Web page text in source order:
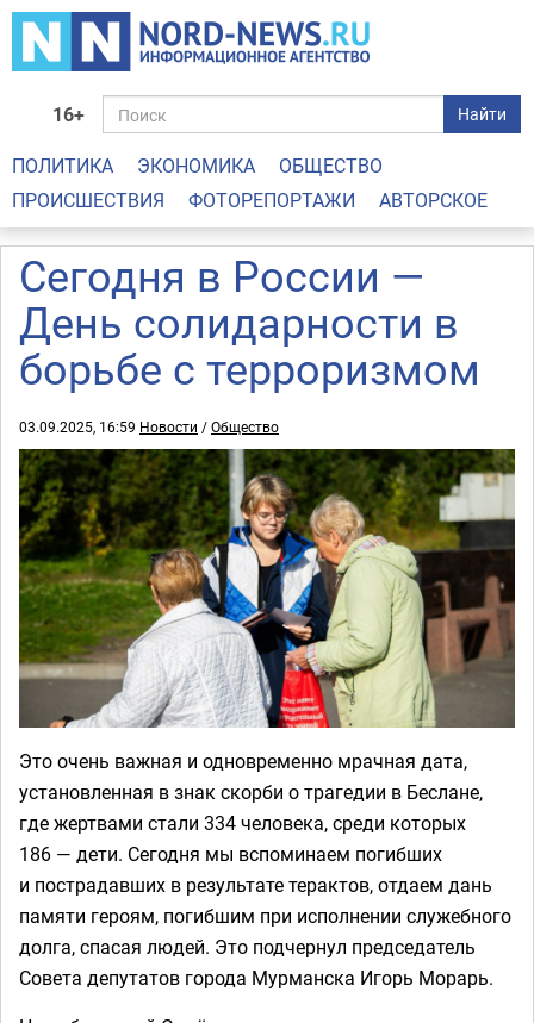
16+ Найти
ПОЛИТИКА ЭКОНОМИКА
ОБЩЕСТВО
ПРОИСШЕСТВИЯ
ФОТОРЕПОРТАЖИ АВТОРСКОЕ
Сегодня в России —
День солидарности в
борьбе с терроризмом
03.09.2025, 16:59 Новости /Общество
Это очень важная и одновременно мрачная дата,
установленная в знак скорби о трагедии в Беслане,
где жертвами стали 334 человека, среди которых
186 — дети. Сегодня мы вспоминаем погибших
и пострадавших в результате терактов, отдаем дань
памяти героям, погибшим при исполнении служебного
долга, спасая людей. Это подчернул председатель
Совета депутатов города Мурманска Игорь Морарь.